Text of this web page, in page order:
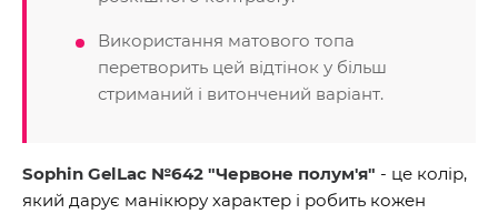
Використання матового топа
перетворить цей відтінок у більш
стриманий і витончений варіант.
Sophin GelLac №642 "Червоне полум'я" - це колір,
який дарує манікюру характер і робить кожен